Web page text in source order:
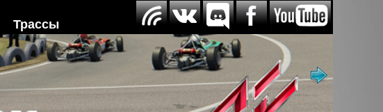
Трассы